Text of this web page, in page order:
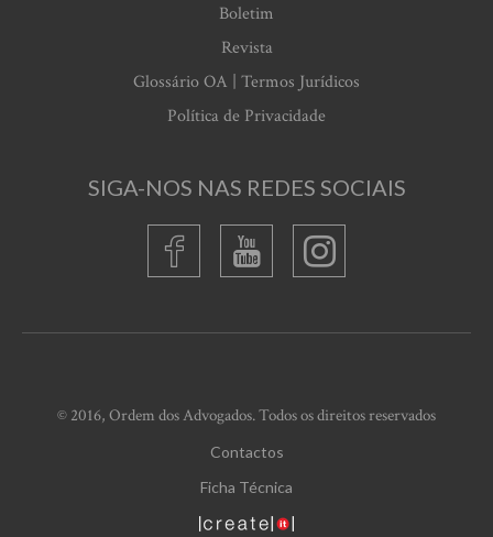
Boletim
Revista
Glossário OA | Termos Jurídicos
Política de Privacidade
SIGA-NOS NAS REDES SOCIAIS
© 2016, Ordem dos Advogados. Todos os direitos reservados
Contactos
Ficha Técnica